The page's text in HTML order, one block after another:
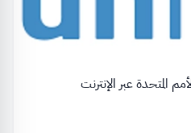
المتحدة عبر الإنترنت